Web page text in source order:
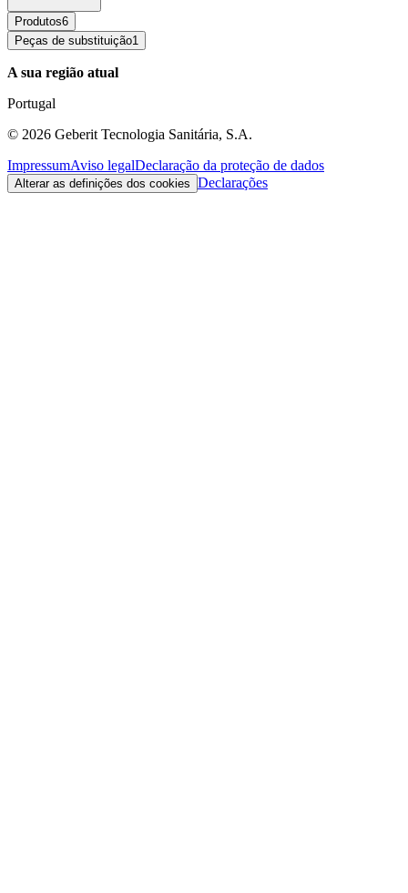
Produtos6
Peças de substituição1
A sua região atual
Portugal
© 2026 Geberit Tecnologia Sanitária, S.A.
ImpressumAviso legalDeclaração da proteção de dados
Alterar as definições dos cookies Declarações